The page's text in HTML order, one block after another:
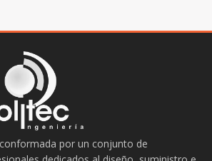
por un conjunto de